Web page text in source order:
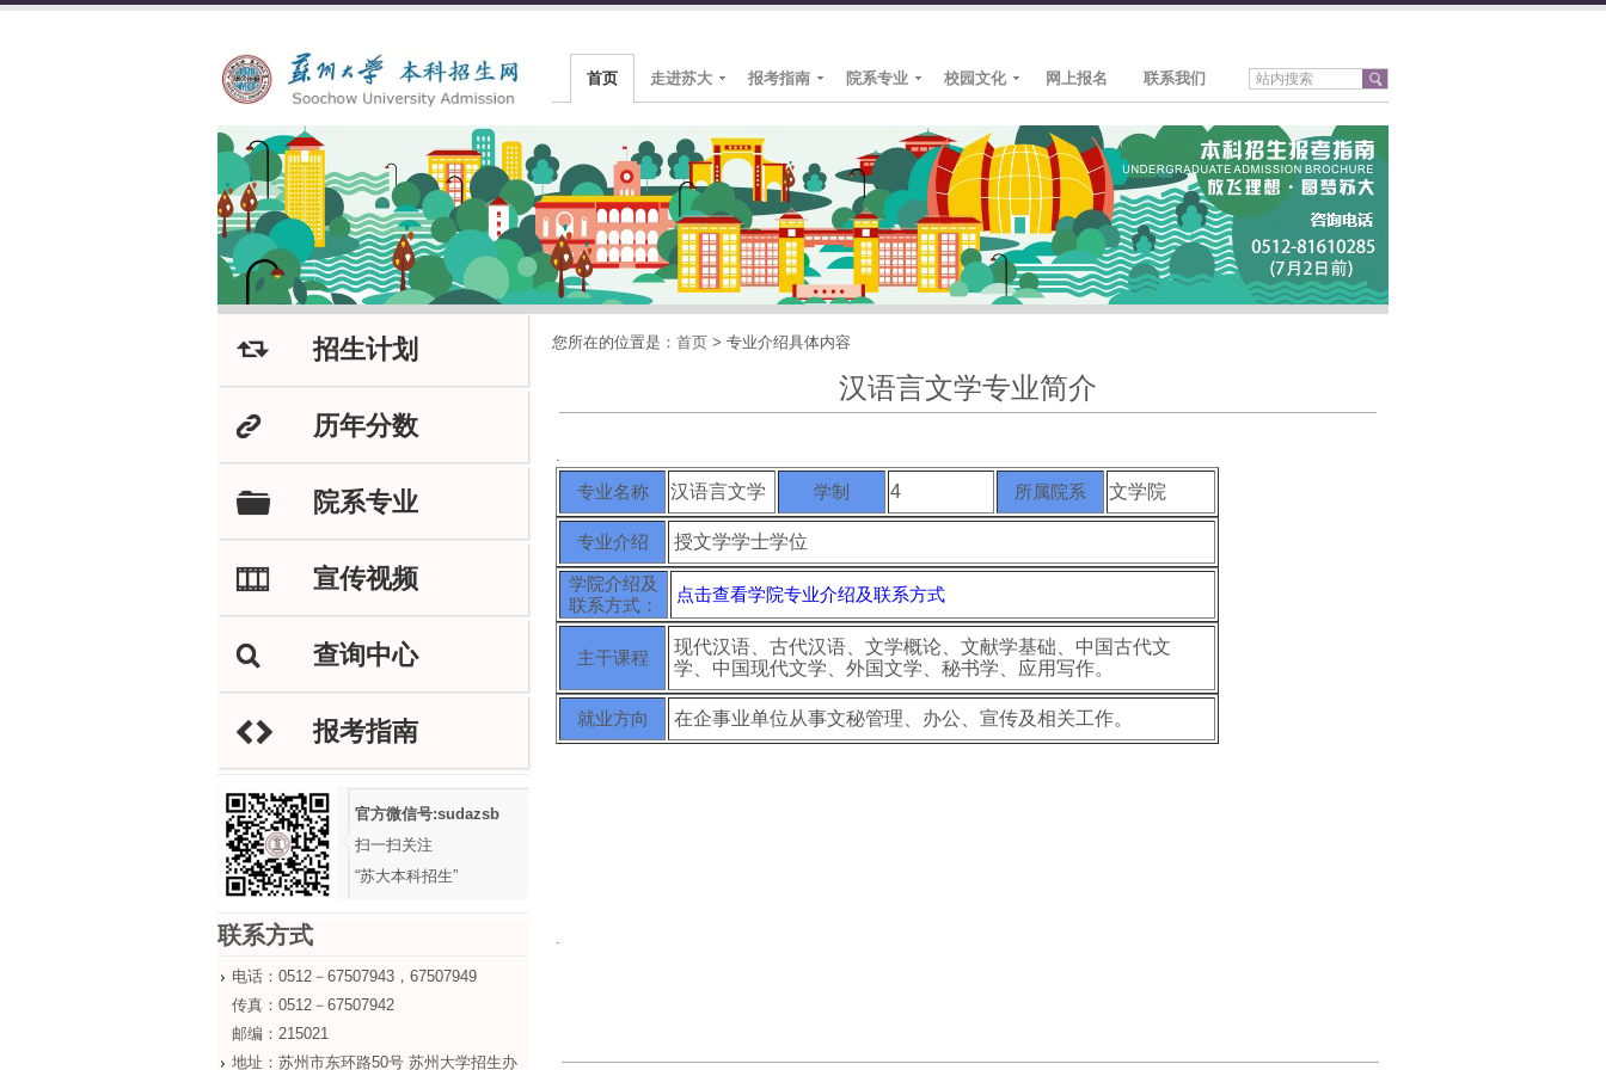
首页 走进苏大 报考指南 院系专业 校园文化 网上报名 联系我们
J 招生计划
K 历年分数
F 院系专业
M 宣传视频
L 查询中心
H 报考指南
官方微信号:sudazsb
扫一扫关注
“苏大本科招生”
联系方式
电话：0512－67507943，67507949
传真：0512－67507942
邮编：215021
地址：苏州市东环路50号 苏州大学招生办
您所在的位置是： 首页 > 专业介绍具体内容
汉语言文学专业简介
.
专业名称 汉语言文学 学制 4 所属院系 文学院
专业介绍 授文学学士学位
学院介绍及
联系方式：
点击查看学院专业介绍及联系方式
主干课程
现代汉语、古代汉语、文学概论、文献学基础、中国古代文
学、中国现代文学、外国文学、秘书学、应用写作。
就业方向 在企事业单位从事文秘管理、办公、宣传及相关工作。
.